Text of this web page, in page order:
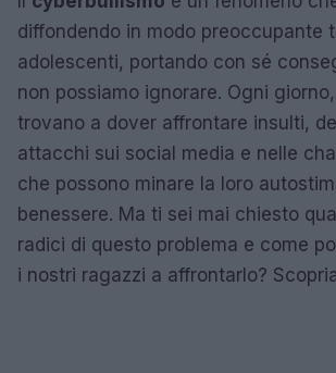
diffondendo in modo preoccupante
adolescenti, portando con sé
non possiamo ignorare. Ogni
trovano a dover affrontare insulti,
attacchi sui social media e nelle
che possono minare la loro
benessere. Ma ti sei mai chiesto
radici di questo problema e come
i nostri ragazzi a affrontarlo?